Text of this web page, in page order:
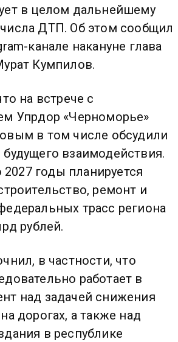
в целом дальнейшему
ДТП. Об этом сообщил
канале накануне глава
Кумпилов.
на встрече с
Упрдор «Черноморье»
в том числе обсудили
взаимодействия.
2027 годы планируется
ремонт и
трасс региона
рублей.
в частности, что
работает в
над задачей снижения
дорогах, а также над
в республике